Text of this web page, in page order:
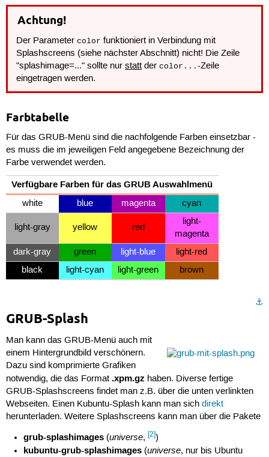
Achtung!
Der Parametercolor funktioniert in Verbindung mit
Splashscreens (siehe nächster Abschnitt) nicht! Die Zeile
"splashimage=..." sollte nurstatt dercolor...-Zeile
eingetragen werden.
Farbtabelle
Für das GRUB-Menü sind die nachfolgende Farben einsetzbar -
es muss die im jeweiligen Feld angegebene Bezeichnung der
Farbe verwendet werden.
Verfügbare Farben für das GRUB Auswahlmenü
white blue magenta cyan
light-gray yellow red
light-
magenta
dark-gray
green light-blue
light-red
black
light-cyan light-green brown
⚓︎
GRUB-Splash
Man kann das GRUB-Menü auch mit
einem Hintergrundbild verschönern.
Dazu sind komprimierte Grafiken
notwendig, die das Format .xpm.gz haben. Diverse fertige
GRUB-Splashscreens findet man z.B. über die unten verlinkten
Webseiten. Einen Kubuntu-Splash kann man sich direkt
herunterladen. Weitere Splashscreens kann man über die Pakete
grub-splashimages (universe,[2])
kubuntu-grub-splashimages (universe, nur bis Ubuntu